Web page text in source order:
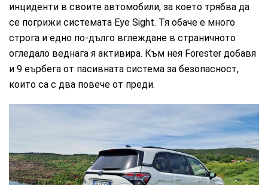
инциденти в своите автомобили, за което трябва да
се погрижи системата Eye Sight. Тя обаче е много
строга и едно по-дълго вглеждане в страничното
огледало веднага я активира. Към нея Forester добавя
и 9 еърбега от пасивната система за безопасност,
които са с два повече от преди.